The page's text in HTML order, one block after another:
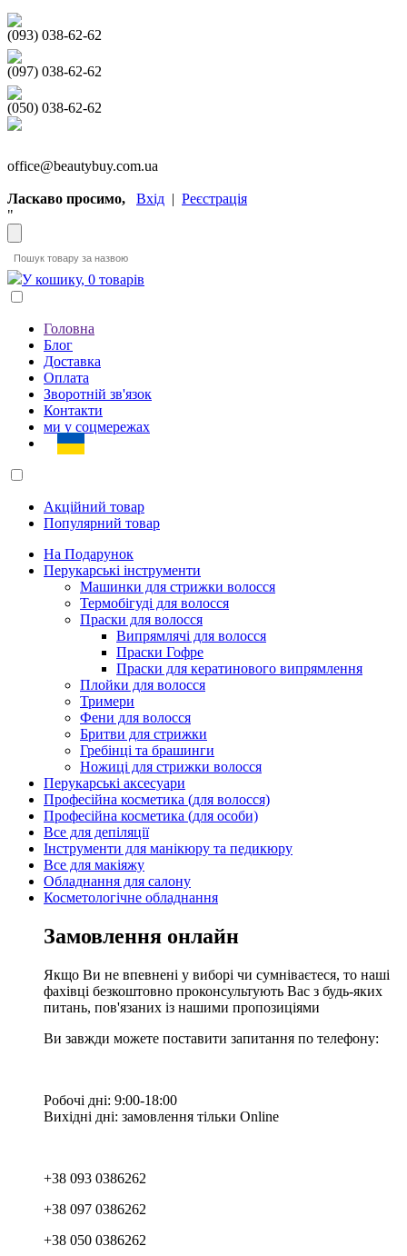
(093) 038-62-62
(097) 038-62-62
(050) 038-62-62
office@beautybuy.com.ua
Ласкаво просимо, Вхід | Реєстрація
"
У кошику, 0 товарів
Головна
Блог
Доставка
Оплата
Зворотній зв'язок
Контакти
ми у соцмережах
Акційний товар
Популярний товар
На Подарунок
Перукарські інструменти
Машинки для стрижки волосся
Термобігуді для волосся
Праски для волосся
Випрямлячі для волосся
Праски Гофре
Праски для кератинового випрямлення
Плойки для волосся
Тримери
Фени для волосся
Бритви для стрижки
Гребінці та брашинги
Ножиці для стрижки волосся
Перукарські аксесуари
Професійна косметика (для волосся)
Професійна косметика (для особи)
Все для депіляції
Інструменти для манікюру та педикюру
Все для макіяжу
Обладнання для салону
Косметологічне обладнання
Замовлення онлайн
Якщо Ви не впевнені у виборі чи сумніваєтеся, то наші
фахівці безкоштовно проконсультують Вас з будь-яких
питань, пов'язаних із нашими пропозиціями
Ви завжди можете поставити запитання по телефону:
Робочі дні: 9:00-18:00
Вихідні дні: замовлення тільки Online
+38 093 0386262
+38 097 0386262
+38 050 0386262